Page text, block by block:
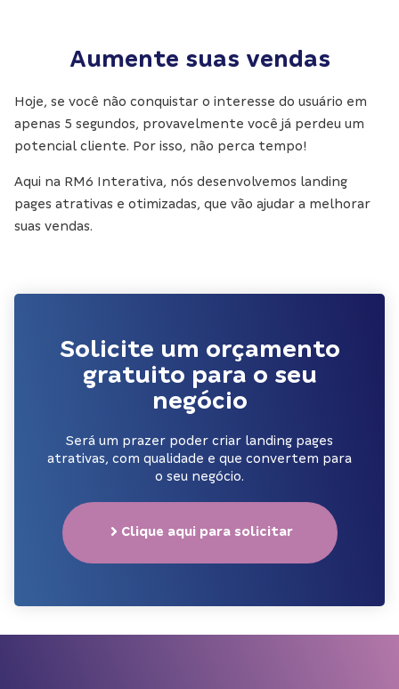
Aumente suas vendas
Hoje, se você não conquistar o interesse do usuário em
apenas 5 segundos, provavelmente você já perdeu um
potencial cliente. Por isso, não perca tempo!
Aqui na RM6 Interativa, nós desenvolvemos landing
pages atrativas e otimizadas, que vão ajudar a melhorar
suas vendas.
Solicite um orçamento
gratuito para o seu
negócio
Será um prazer poder criar landing pages
atrativas, com qualidade e que convertem para
o seu negócio.
Clique aqui para solicitar